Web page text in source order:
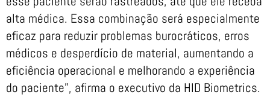
alta médica. Essa combinação será especialmente
eficaz para reduzir problemas burocráticos, erros
médicos e desperdício de material, aumentando a
eficiência operacional e melhorando a experiência
do paciente”, afirma o executivo da HID Biometrics.